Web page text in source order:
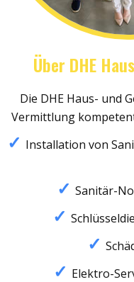
Über DHE
Die DHE Haus- und
Vermittlung
Installation von
Sanitär-
Elektro-